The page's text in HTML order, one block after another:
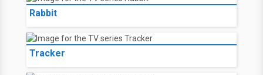
Rabbit
Tracker